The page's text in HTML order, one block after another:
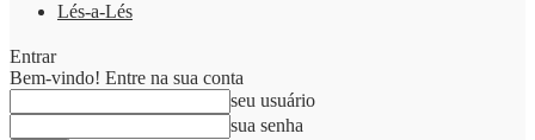
Lés-a-Lés
Entrar
Bem-vindo! Entre na sua conta
seu usuário
sua senha